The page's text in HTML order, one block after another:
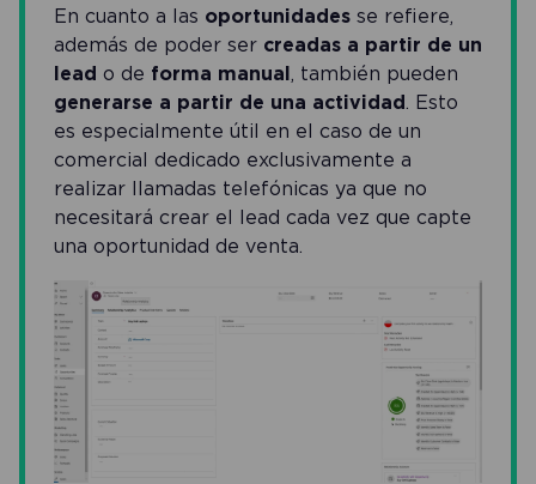
En cuanto a las oportunidades se refiere,
además de poder ser creadas a partir de un
lead o de forma manual, también pueden
generarse a partir de una actividad. Esto
es especialmente útil en el caso de un
comercial dedicado exclusivamente a
realizar llamadas telefónicas ya que no
necesitará crear el lead cada vez que capte
una oportunidad de venta.